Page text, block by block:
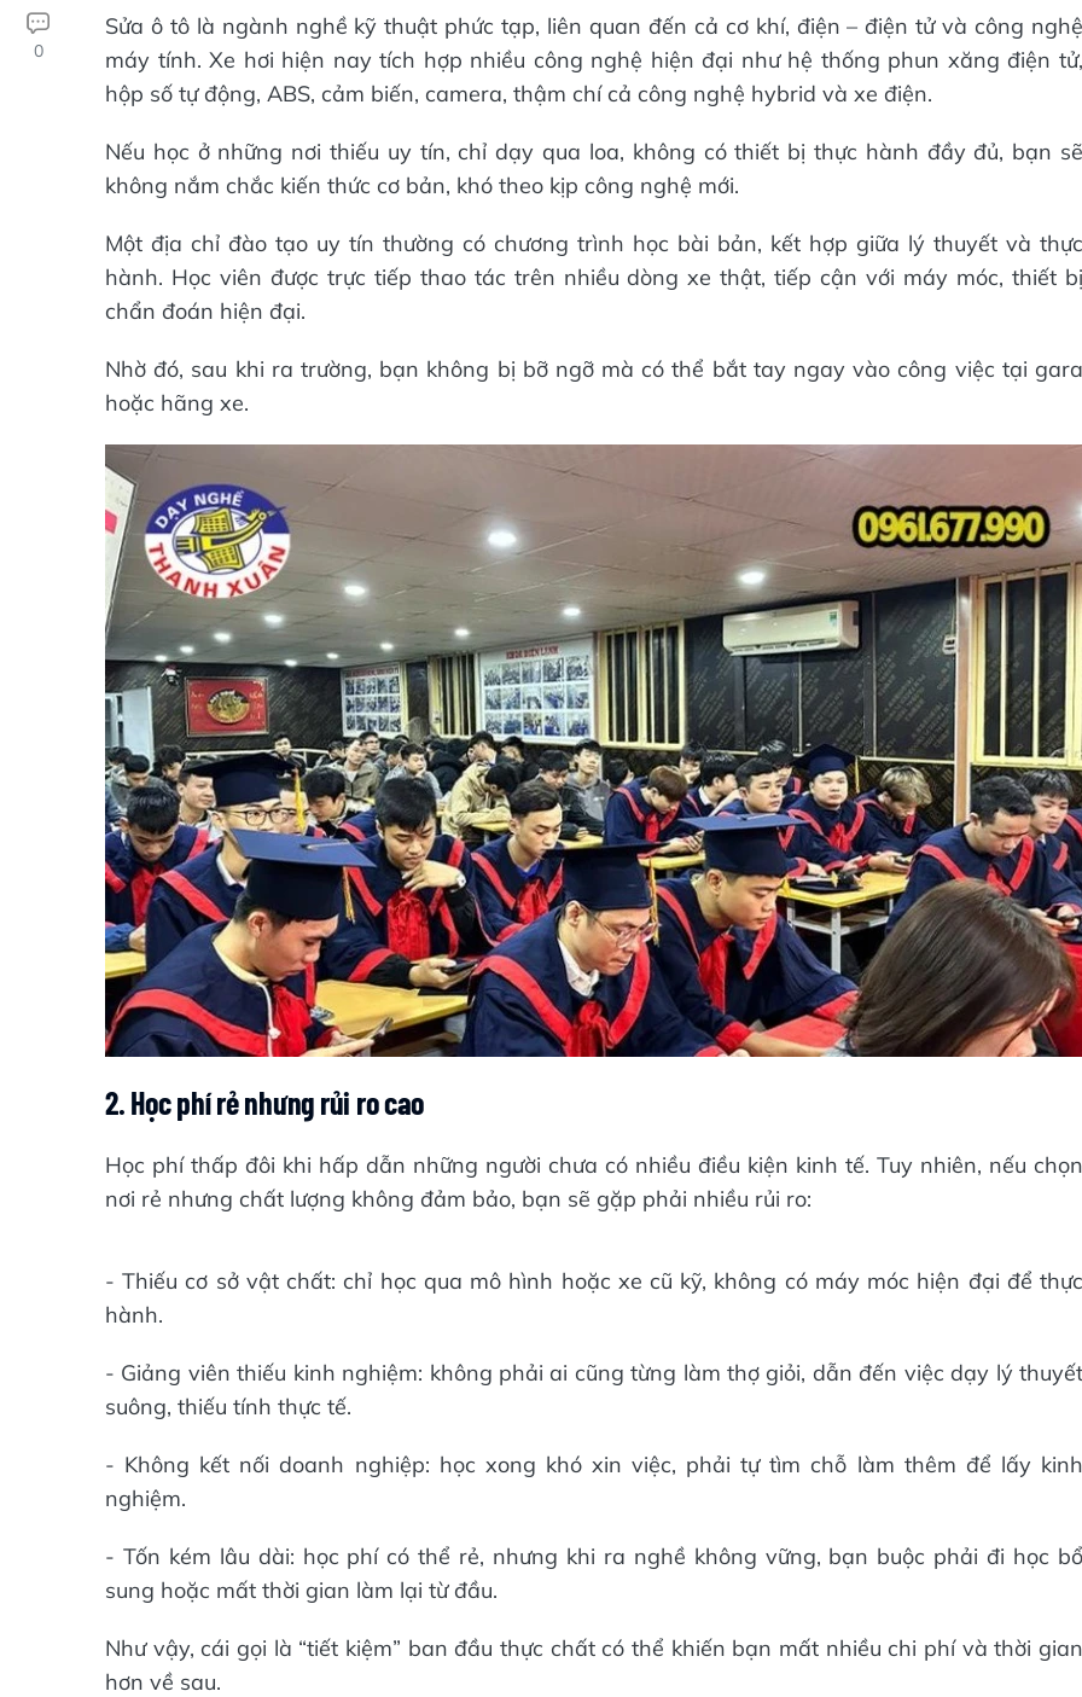
0
Sửa ô tô là ngành nghề kỹ thuật phức tạp, liên quan đến cả cơ khí, điện – điện tử và công nghệ
máy tính. Xe hơi hiện nay tích hợp nhiều công nghệ hiện đại như hệ thống phun xăng điện tử,
hộp số tự động, ABS, cảm biến, camera, thậm chí cả công nghệ hybrid và xe điện.
Nếu học ở những nơi thiếu uy tín, chỉ dạy qua loa, không có thiết bị thực hành đầy đủ, bạn sẽ
không nắm chắc kiến thức cơ bản, khó theo kịp công nghệ mới.
Một địa chỉ đào tạo uy tín thường có chương trình học bài bản, kết hợp giữa lý thuyết và thực
hành. Học viên được trực tiếp thao tác trên nhiều dòng xe thật, tiếp cận với máy móc, thiết bị
chẩn đoán hiện đại.
Nhờ đó, sau khi ra trường, bạn không bị bỡ ngỡ mà có thể bắt tay ngay vào công việc tại gara
hoặc hãng xe.
2. Học phí rẻ nhưng rủi ro cao
Học phí thấp đôi khi hấp dẫn những người chưa có nhiều điều kiện kinh tế. Tuy nhiên, nếu chọn
nơi rẻ nhưng chất lượng không đảm bảo, bạn sẽ gặp phải nhiều rủi ro:
- Thiếu cơ sở vật chất: chỉ học qua mô hình hoặc xe cũ kỹ, không có máy móc hiện đại để thực
hành.
- Giảng viên thiếu kinh nghiệm: không phải ai cũng từng làm thợ giỏi, dẫn đến việc dạy lý thuyết
suông, thiếu tính thực tế.
- Không kết nối doanh nghiệp: học xong khó xin việc, phải tự tìm chỗ làm thêm để lấy kinh
nghiệm.
- Tốn kém lâu dài: học phí có thể rẻ, nhưng khi ra nghề không vững, bạn buộc phải đi học bổ
sung hoặc mất thời gian làm lại từ đầu.
Như vậy, cái gọi là “tiết kiệm” ban đầu thực chất có thể khiến bạn mất nhiều chi phí và thời gian
hơn về sau.